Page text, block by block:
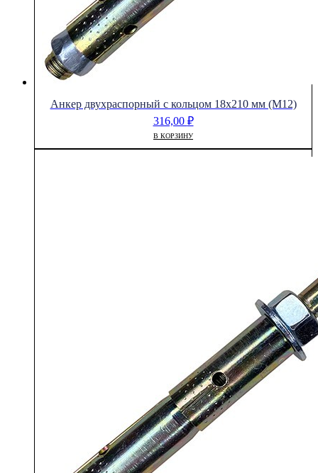
Анкер двухраспорный с кольцом 18х210 мм (М12)
316,00 ₽
В КОРЗИНУ